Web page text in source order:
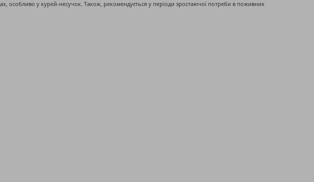
особливо у курей-несучок. Також, рекомендується у періоди зростаючої потреби в поживних